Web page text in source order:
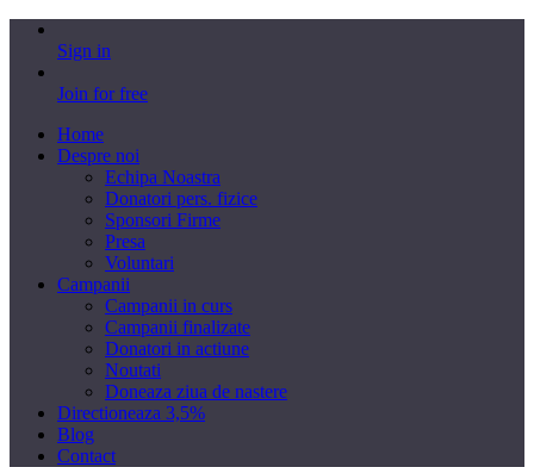
Sign in
Join for free
Home
Despre noi
Echipa Noastra
Donatori pers. fizice
Sponsori Firme
Presa
Voluntari
Campanii
Campanii in curs
Campanii finalizate
Donatori in actiune
Noutati
Doneaza ziua de nastere
Directioneaza 3,5%
Blog
Contact